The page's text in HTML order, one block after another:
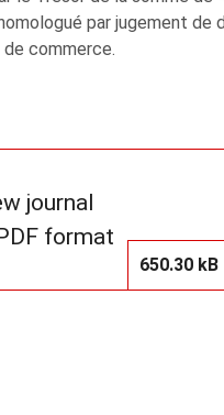
par jugement
commerce.
journal
format
650.30 kB